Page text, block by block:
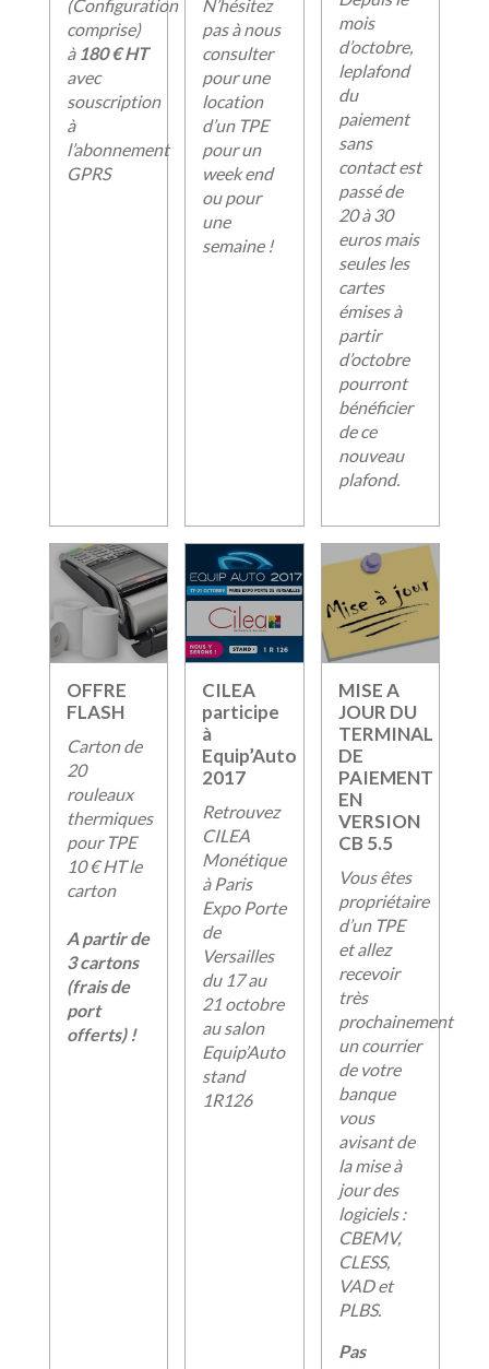
(Configuration
comprise)
à180 € HT
avec
souscription
à
l’abonnement
GPRS
N’hésitez
pas à nous
consulter
pour une
location
d’un TPE
pour un
week end
ou pour
une
semaine !
mois
d’octobre,
leplafond
du
paiement
sans
contact est
passé de
20 à 30
euros mais
seules les
cartes
émises à
partir
d’octobre
pourront
bénéficier
de ce
nouveau
plafond.
OFFRE
FLASH
Carton de
20
rouleaux
thermiques
pour TPE
10 € HT le
carton
A partir de
3 cartons
(frais de
port
offerts) !
CILEA
participe
à
Equip’Auto
2017
Retrouvez
CILEA
Monétique
à Paris
Expo Porte
de
Versailles
du 17 au
21 octobre
au salon
Equip’Auto
stand
1R126
MISE A
JOUR DU
TERMINAL
DE
PAIEMENT
EN
VERSION
CB 5.5
Vous êtes
propriétaire
d’un TPE
et allez
recevoir
très
prochainement
un courrier
de votre
banque
vous
avisant de
la mise à
jour des
logiciels :
CBEMV,
CLESS,
VAD et
PLBS.
Pas